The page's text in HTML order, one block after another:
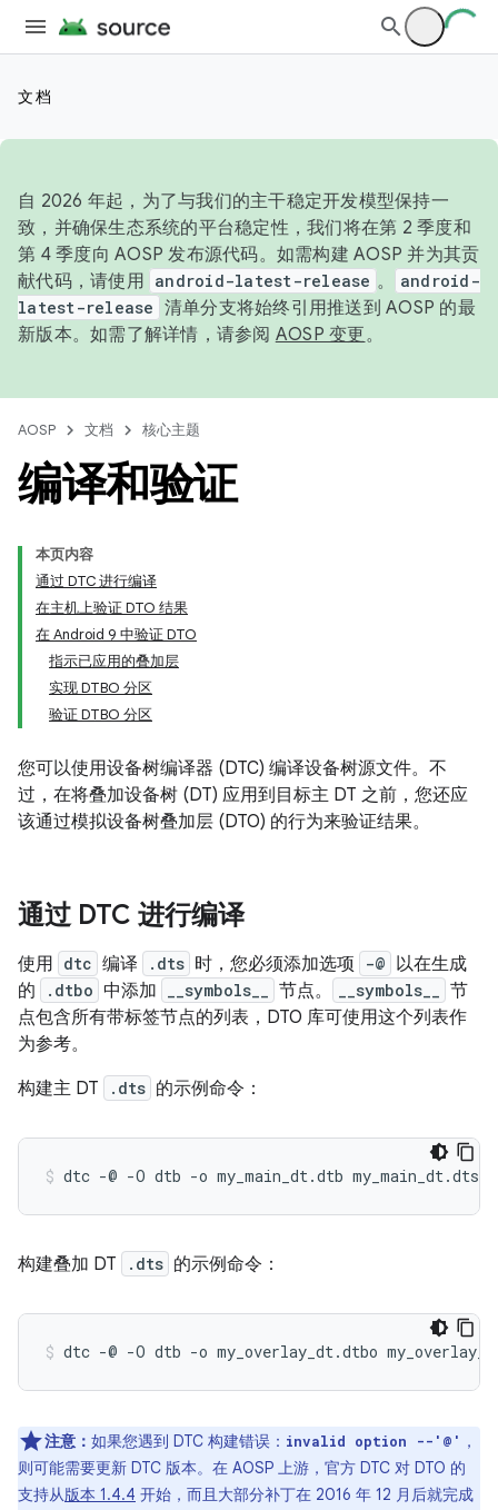
文档
自 2026 年起，为了与我们的主干稳定开发模型保持一
致，并确保生态系统的平台稳定性，我们将在第 2 季度和
第 4 季度向 AOSP 发布源代码。如需构建 AOSP 并为其贡
献代码，请使用 android-latest-release 。
android-
latest-release 清单分支将始终引用推送到 AOSP 的最
新版本。如需了解详情，请参阅 AOSP 变更。
AOSP 文档 核心主题
编译和验证
本页内容
通过 DTC 进行编译
在主机上验证 DTO 结果
在 Android 9 中验证 DTO
指示已应用的叠加层
实现 DTBO 分区
验证 DTBO 分区
您可以使用设备树编译器 (DTC) 编译设备树源文件。不
过，在将叠加设备树 (DT) 应用到目标主 DT 之前，您还应
该通过模拟设备树叠加层 (DTO) 的行为来验证结果。
通过 DTC 进行编译
使用 dtc 编译 .dts 时，您必须添加选项 -@ 以在生成
的
.dtbo 中添加 __symbols__ 节点。 __symbols__
节
点包含所有带标签节点的列表，DTO 库可使用这个列表作
为参考。
构建主 DT
.dts 的示例命令：
构建叠加 DT .dts 的示例命令：
注意： 如果您遇到 DTC 构建错误： invalid option --'@' ，
则可能需要更新 DTC 版本。在 AOSP 上游，官方 DTC 对 DTO 的
支持从版本 1.4.4 开始，而且大部分补丁在 2016 年 12 月后就完成